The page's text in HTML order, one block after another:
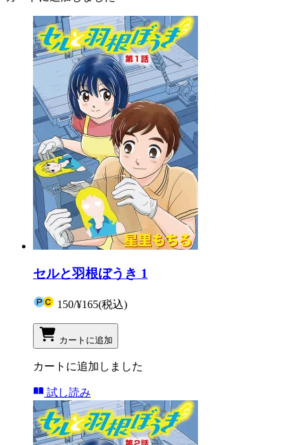
セルと羽根ぼうき 1
150/¥165(税込)
カートに追加
カートに追加しました
試し読み